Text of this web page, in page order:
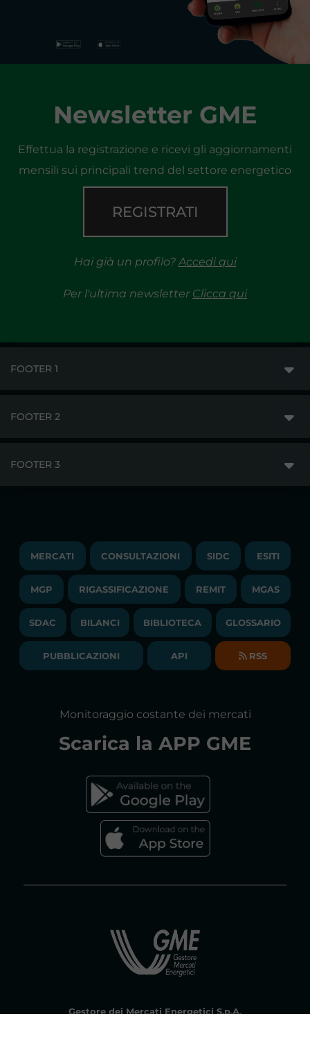
Newsletter GME
Effettua la registrazione e ricevi gli aggiornamenti
mensili sui principali trend del settore energetico
REGISTRATI
Hai già un profilo?Accedi qui
Per l'ultima newsletter Clicca qui
FOOTER 1
PUBBLICAZIONI
COMUNICATI/NEWS
NEWSLETTER
BILANCI DI ESERCIZIO
FOOTER 2
LAVORA CON NOI
BANDI DI GARA E CONTRATTI
SOCIETA' TRASPARENTE
FOOTER 3
TRAYPORT M. ELETTRICO
LIQUIDITY PROVIDERS
BIBLIOTECA
GLOSSARIO
DICHIARAZIONE DI ACCESSIBILITÀ
FAQs MERCATO ELETTRICO
MERCATI CONSULTAZIONI SIDC ESITI
MGP RIGASSIFICAZIONE REMIT MGAS
SDAC BILANCI BIBLIOTECA GLOSSARIO
PUBBLICAZIONI API RSS
Monitoraggio costante dei mercati
Scarica la APP GME
Gestore dei Mercati Energetici S.p.A.